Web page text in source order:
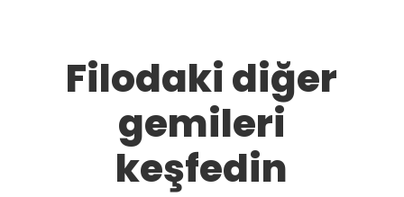
Filodaki diğer
gemileri
keşfedin